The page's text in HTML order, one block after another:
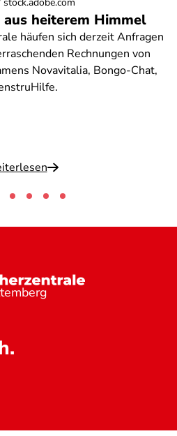
aus heiterem Himmel
häufen sich derzeit Anfragen
Rechnungen von
Novavitalia, Bongo-Chat,